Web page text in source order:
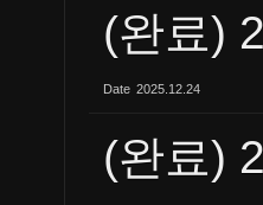
(완료)
Date 2025.12.24
(완료)